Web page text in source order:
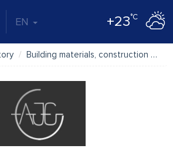
EN +23°C
Building materials, construction materials